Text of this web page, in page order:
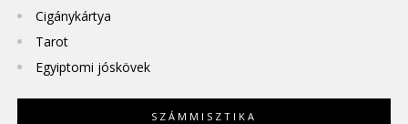
Cigánykártya
Tarot
Egyiptomi jóskövek
SZÁMMISZTIKA